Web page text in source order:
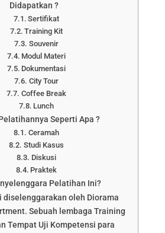
Didapatkan ?
Sertifikat
Training Kit
Souvenir
Modul Materi
Dokumentasi
City Tour
Coffee Break
Lunch
Seperti Apa ?
Ceramah
Studi Kasus
Diskusi
Praktek
Pelatihan Ini?
diselenggarakan oleh Diorama
Sebuah lembaga Training
Tempat Uji Kompetensi para